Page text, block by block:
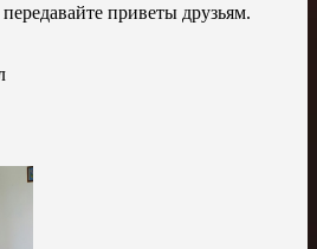
приветы друзьям.